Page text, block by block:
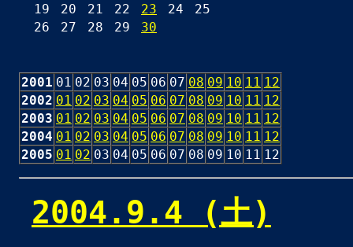
19
20 21 22 23 24
25
26
27 28 29 30
2001 01 02 03 04 05 06 07 08 09 10 11 12
2002 01 02 03 04 05 06 07 08 09 10 11 12
2003 01 02 03 04 05 06 07 08 09 10 11 12
2004 01 02 03 04 05 06 07 08 09 10 11 12
2005 01 02 03 04 05 06 07 08 09 10 11 12
2004.9.4 (土)